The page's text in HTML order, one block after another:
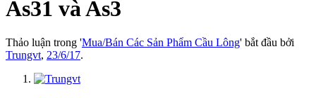
As31 và As3
Thảo luận trong 'Mua/Bán Các Sản Phẩm Cầu Lông' bắt đầu bởi
Trungvt, 23/6/17.